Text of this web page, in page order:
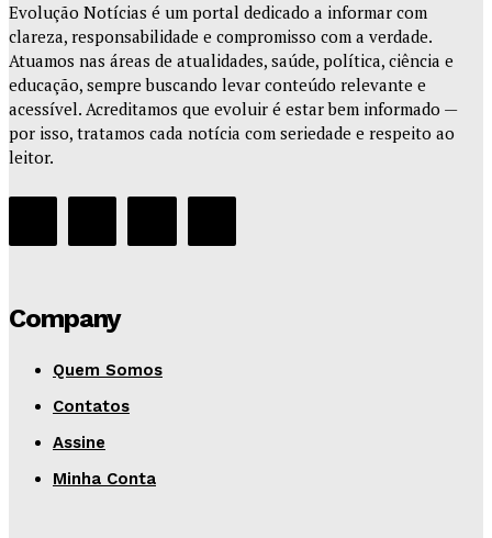
Evolução Notícias é um portal dedicado a informar com
clareza, responsabilidade e compromisso com a verdade.
Atuamos nas áreas de atualidades, saúde, política, ciência e
educação, sempre buscando levar conteúdo relevante e
acessível. Acreditamos que evoluir é estar bem informado —
por isso, tratamos cada notícia com seriedade e respeito ao
leitor.
Company
Quem Somos
Contatos
Assine
Minha Conta